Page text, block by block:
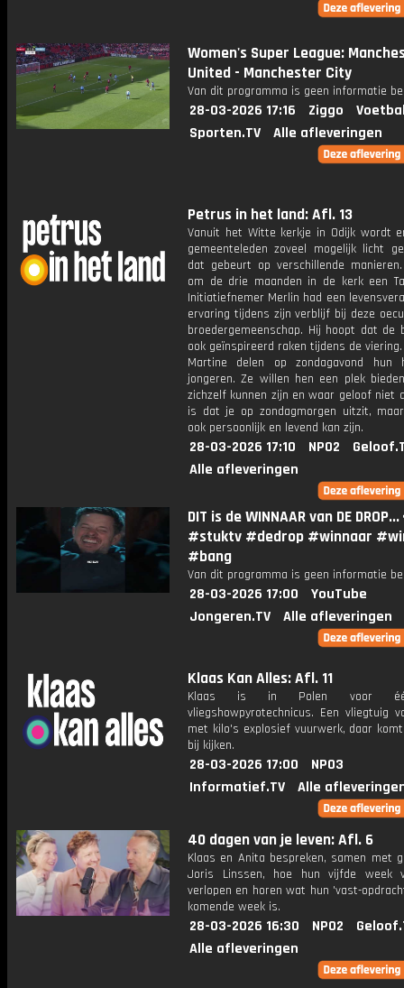
Women's Super League:
United - Manchester City
Van dit programma is geen informatie
28-03-2026 17:16 Ziggo
Sporten.TV
Alle afleveringen
Petrus in het land: Afl. 13
Vanuit het Witte kerkje in Odijk wordt
gemeenteleden zoveel mogelijk licht
dat gebeurt op verschillende
om de drie maanden in de kerk een
Initiatiefnemer Merlin had een
ervaring tijdens zijn verblijf bij deze
broedergemeenschap. Hij hoopt dat de
ook geïnspireerd raken tijdens de
Martine delen op zondagavond hun
jongeren. Ze willen hen een plek
zichzelf kunnen zijn en waar geloof niet
is dat je op zondagmorgen uitzit,
ook persoonlijk en levend kan zijn.
28-03-2026 17:10 NPO2
Alle afleveringen
DIT is de WINNAAR van DE
#stuktv #dedrop #winnaar
#bang
Van dit programma is geen informatie
28-03-2026 17:00
YouTube
Jongeren.TV
Alle afleveringen
Klaas Kan Alles: Afl. 11
Klaas is in Polen voor
vliegshowpyrotechnicus. Een vliegtuig
met kilo's explosief vuurwerk, daar
bij kijken.
28-03-2026 17:00
NPO3
Informatief.TV
Alle
40 dagen van je leven: Afl. 6
Klaas en Anita bespreken, samen met
Joris Linssen, hoe hun vijfde week
verlopen en horen wat hun 'vast-
komende week is.
28-03-2026 16:30 NPO2
Alle afleveringen